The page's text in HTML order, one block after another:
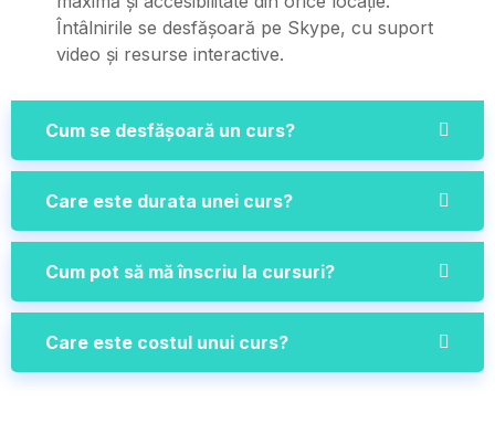
Întâlnirile se desfășoară pe Skype, cu suport
video și resurse interactive.
Cum se desfășoară un curs?
Care este durata unei curs?
Cum pot să mă înscriu la cursuri?
Care este costul unui curs?